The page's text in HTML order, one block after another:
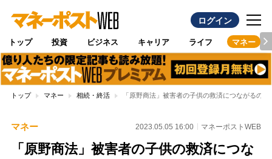
ログイン
トップ 投資 ビジネス キャリア ライフ マネー
トップ マネー 相続・終活 「原野商法」被害者の子供の救済につながるの
マネー 2023.05.05 16:00 マネーポストWEB
「原野商法」被害者の子供の救済につな